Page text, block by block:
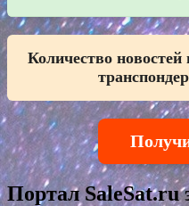
Количество
Портал SaleSat.ru